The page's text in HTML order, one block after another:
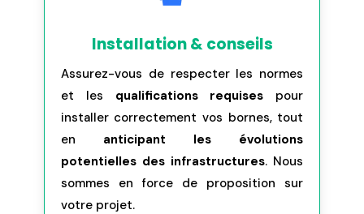
Installation & conseils
Assurez-vous de respecter les normes
et les qualifications requises pour
installer correctement vos bornes, tout
en anticipant les évolutions
potentielles des infrastructures. Nous
sommes en force de proposition sur
votre projet.